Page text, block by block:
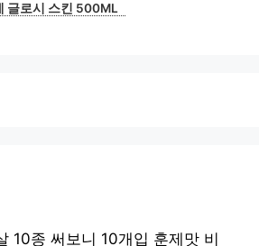
글로시 스킨 500ML
10종 써보니 10개입 훈제맛 비